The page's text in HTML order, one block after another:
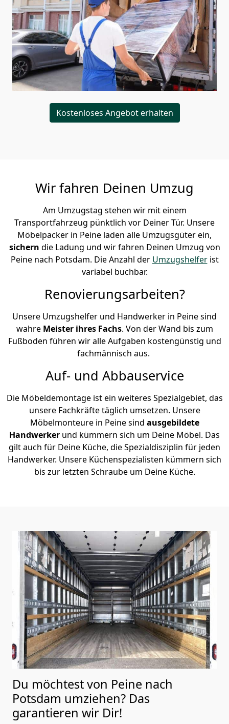
Kostenloses Angebot erhalten
Wir fahren Deinen Umzug
Am Umzugstag stehen wir mit einem
Transportfahrzeug pünktlich vor Deiner Tür. Unsere
Möbelpacker in Peine laden alle Umzugsgüter ein,
sichern die Ladung und wir fahren Deinen Umzug von
Peine nach Potsdam. Die Anzahl der Umzugshelferist
variabel buchbar.
Renovierungsarbeiten?
Unsere Umzugshelfer und Handwerker in Peine sind
wahre Meister ihres Fachs. Von der Wand bis zum
Fußboden führen wir alle Aufgaben kostengünstig und
fachmännisch aus.
Auf- und Abbauservice
Die Möbeldemontage ist ein weiteres Spezialgebiet, das
unsere Fachkräfte täglich umsetzen. Unsere
Möbelmonteure in Peine sind ausgebildete
Handwerker und kümmern sich um Deine Möbel. Das
gilt auch für Deine Küche, die Spezialdisziplin für jeden
Handwerker. Unsere Küchenspezialisten kümmern sich
bis zur letzten Schraube um Deine Küche.
Du möchtest von Peine nach
Potsdam umziehen? Das
garantieren wir Dir!